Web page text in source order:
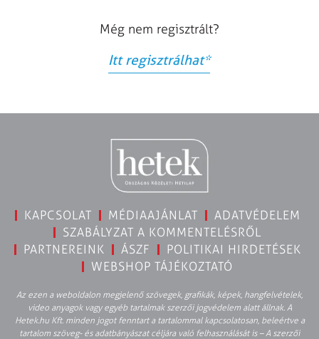
Még nem regisztrált?
Itt regisztrálhat*
KAPCSOLAT MÉDIAAJÁNLAT
ADATVÉDELEM
SZABÁLYZAT A KOMMENTELÉSRŐL
PARTNEREINK
ÁSZF
POLITIKAI HIRDETÉSEK
WEBSHOP TÁJÉKOZTATÓ
Az ezen a weboldalon megjelenő szövegek, grafikák, képek, hangfelvételek,
video anyagok vagy egyéb tartalmak szerzői jogvédelem alatt állnak. A
Hetek.hu Kft. minden jogot fenntart a tartalommal kapcsolatosan, beleértve a
tartalom szöveg- és adatbányászat céljára való felhasználását is – A szerzői